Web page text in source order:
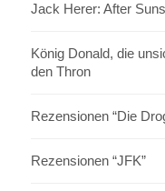
Jack Herer: After
König Donald, die
den Thron
Rezensionen “Die
Rezensionen “JFK”